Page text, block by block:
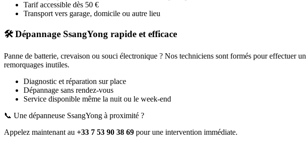
Tarif accessible dès 50 €
Transport vers garage, domicile ou autre lieu
🛠️ Dépannage SsangYong rapide et efficace
Panne de batterie, crevaison ou souci électronique ? Nos techniciens sont formés pour effectuer un
remorquages inutiles.
Diagnostic et réparation sur place
Dépannage sans rendez-vous
Service disponible même la nuit ou le week-end
📞 Une dépanneuse SsangYong à proximité ?
Appelez maintenant au +33 7 53 90 38 69 pour une intervention immédiate.